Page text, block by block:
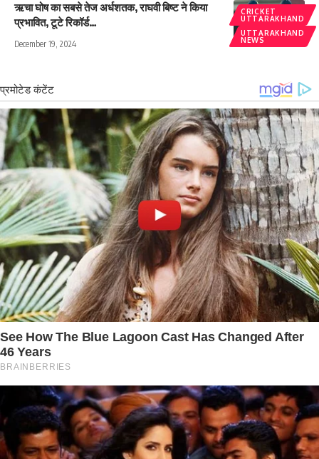
CRICKET
UTTARAKHAND
UTTARAKHAND
NEWS
ऋचा घोष का सबसे तेज अर्धशतक, राघवी बिष्ट ने किया
प्रभावित, टूटे रिकॉर्ड…
December 19, 2024